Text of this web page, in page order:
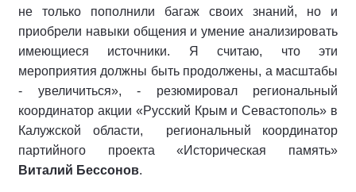
не только пополнили багаж своих знаний, но и
приобрели навыки общения и умение анализировать
имеющиеся источники. Я считаю, что эти
мероприятия должны быть продолжены, а масштабы
- увеличиться», - резюмировал региональный
координатор акции «Русский Крым и Севастополь» в
Калужской области, региональный координатор
партийного проекта «Историческая память»
Виталий Бессонов.